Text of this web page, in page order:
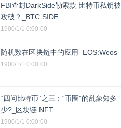
FBI查封DarkSide勒索款 比特币私钥被
攻破？_BTC:SIDE
1900/1/1 0:00:00
随机数在区块链中的应用_EOS:Weos
1900/1/1 0:00:00
“四问比特币”之三：“币圈”的乱象知多
少?_区块链:NFT
1900/1/1 0:00:00